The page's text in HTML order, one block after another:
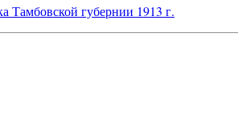
Тамбовской губернии 1913 г.